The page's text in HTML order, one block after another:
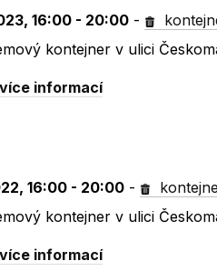
16:00 - 20:00 -
kontejner v ulici
informací
16:00 - 20:00 -
kontejner v ulici
informací